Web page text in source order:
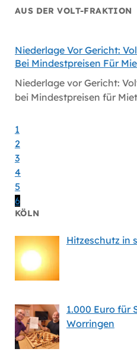
AUS DER VOLT-FRAKTION
Niederlage Vor Gericht:
Bei Mindestpreisen Für
Niederlage vor Gericht:
bei Mindestpreisen für
1
2
3
4
5
6
KÖLN
Hitzeschutz in
1.000 Euro für
Worringen